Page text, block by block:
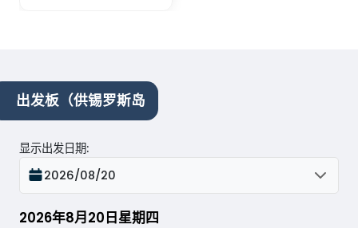
出发板（供锡罗斯岛
2026年8月20日星期四
显示出发日期:
2026/08/20